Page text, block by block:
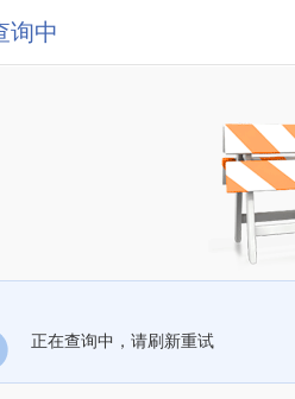
询中
正在查询中，请刷新重试